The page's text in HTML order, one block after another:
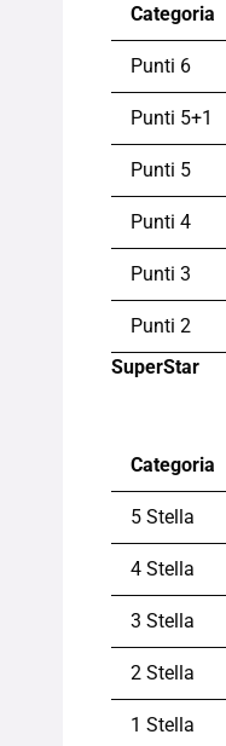
Categoria
Punti 6
Punti 5+1
Punti 5
Punti 4
Punti 3
Punti 2
SuperStar
Categoria
5 Stella
4 Stella
3 Stella
2 Stella
1 Stella